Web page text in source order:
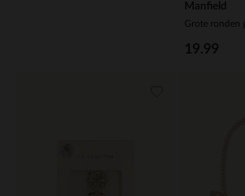
Manfield
19.99